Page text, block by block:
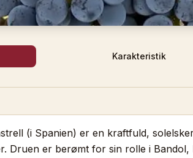
Karakteristik
(i Spanien) er en kraftfuld,
Druen er berømt for sin rolle i Bandol,